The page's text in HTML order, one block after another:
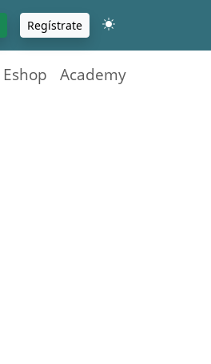
Regístrate
Eshop Academy